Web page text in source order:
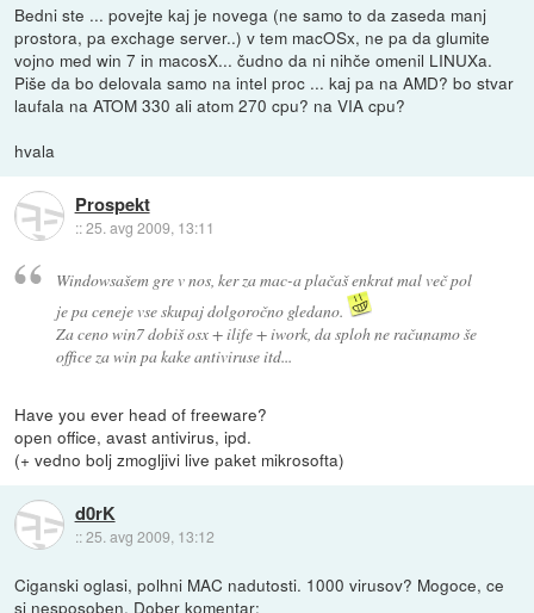
Bedni ste ... povejte kaj je novega (ne samo to da zaseda manj
prostora, pa exchage server..) v tem macOSx, ne pa da glumite
vojno med win 7 in macosX... čudno da ni nihče omenil LINUXa.
Piše da bo delovala samo na intel proc ... kaj pa na AMD? bo stvar
laufala na ATOM 330 ali atom 270 cpu? na VIA cpu?
hvala
Prospekt
::25. avg 2009, 13:11
Windowsašem gre v nos, ker za mac-a plačaš enkrat mal več pol
je pa ceneje vse skupaj dolgoročno gledano.
Za ceno win7 dobiš osx + ilife + iwork, da sploh ne računamo še
office za win pa kake antiviruse itd...
Have you ever head of freeware?
open office, avast antivirus, ipd.
(+ vedno bolj zmogljivi live paket mikrosofta)
d0rK
::25. avg 2009, 13:12
Ciganski oglasi, polhni MAC nadutosti. 1000 virusov? Mogoce, ce
si nesposoben. Dober komentar: